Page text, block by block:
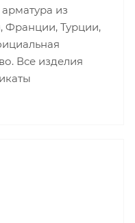
из
Франции, Турции,
Все изделия